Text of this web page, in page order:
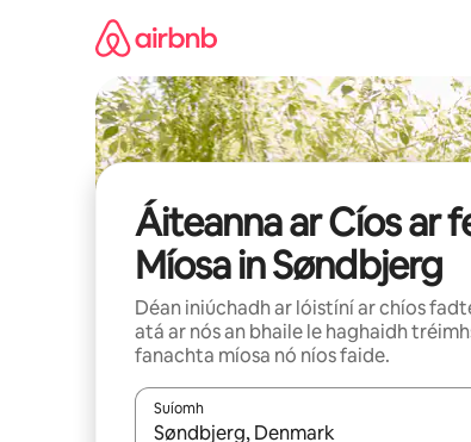
Áiteanna ar Cíos ar
Míosa in Søndbjerg
Déan iniúchadh ar lóistíní ar chíos
atá ar nós an bhaile le haghaidh
fanachta míosa nó níos faide.
Suíomh
Nuair a bheidh torthaí ar fáil, déan